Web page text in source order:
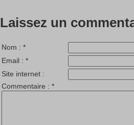
Laissez un
Nom : *
Email : *
Site internet :
Commentaire : *